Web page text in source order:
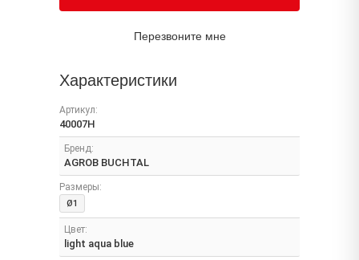
Перезвоните мне
Характеристики
Артикул:
40007H
Бренд:
AGROB BUCHTAL
Размеры:
Ø1
Цвет:
light aqua blue